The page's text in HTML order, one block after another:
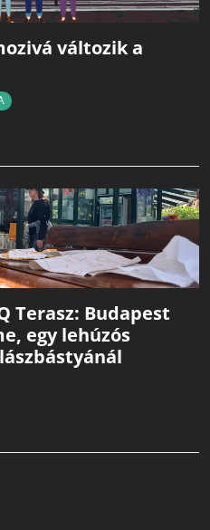
változik a
Terasz: Budapest
egy lehúzós